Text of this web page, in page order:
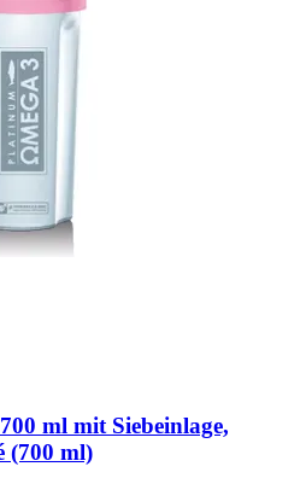
ml mit Siebeinlage,
(700 ml)